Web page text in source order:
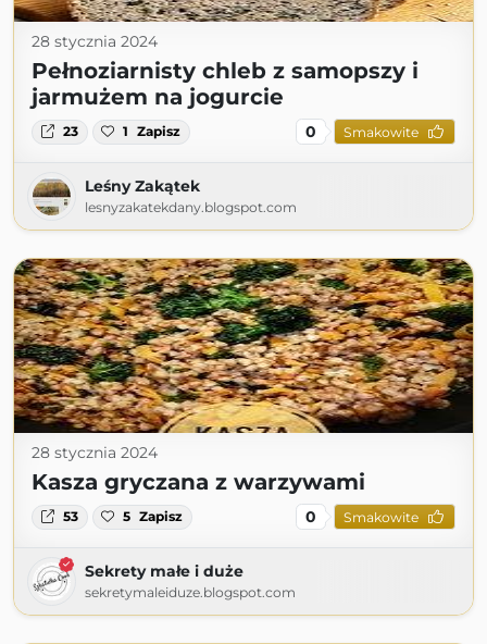
28 stycznia 2024
Pełnoziarnisty chleb z samopszy i
jarmużem na jogurcie
23 1 Zapisz 0 Smakowite
Leśny Zakątek
lesnyzakatekdany.blogspot.com
28 stycznia 2024
Kasza gryczana z warzywami
53 5 Zapisz 0 Smakowite
Sekrety małe i duże
sekretymaleiduze.blogspot.com